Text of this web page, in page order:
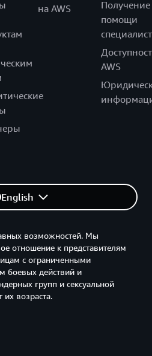
на AWS
Получение
помощи
AWS
English
возможностей. Мы
отношение к представителям
с ограниченными
боевых действий и
групп и сексуальной
их возраста.